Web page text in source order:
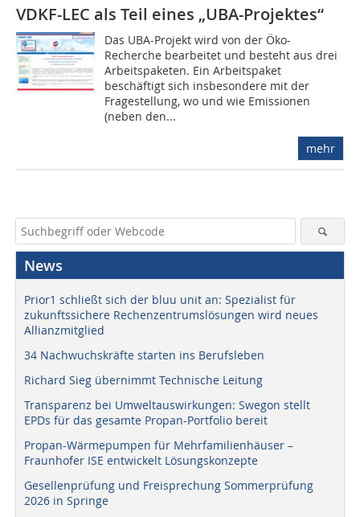
VDKF-LEC als Teil eines „UBA-Projektes“
Das UBA-Projekt wird von der Öko-
Recherche bearbeitet und besteht aus drei
Arbeitspaketen. Ein Arbeitspaket
beschäftigt sich insbesondere mit der
Fragestellung, wo und wie Emissionen
(neben den...
mehr
News
Prior1 schließt sich der bluu unit an: Spezialist für
zukunftssichere Rechenzentrumslösungen wird neues
Allianzmitglied
34 Nachwuchskräfte starten ins Berufsleben
Richard Sieg übernimmt Technische Leitung
Transparenz bei Umweltauswirkungen: Swegon stellt
EPDs für das gesamte Propan-Portfolio bereit
Propan-Wärmepumpen für Mehrfamilienhäuser –
Fraunhofer ISE entwickelt Lösungskonzepte
Gesellenprüfung und Freisprechung Sommerprüfung
2026 in Springe